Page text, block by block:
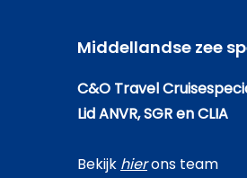
Middellandse zee
C&O Travel
Lid ANVR, SGR en CLIA
Bekijk hierons team